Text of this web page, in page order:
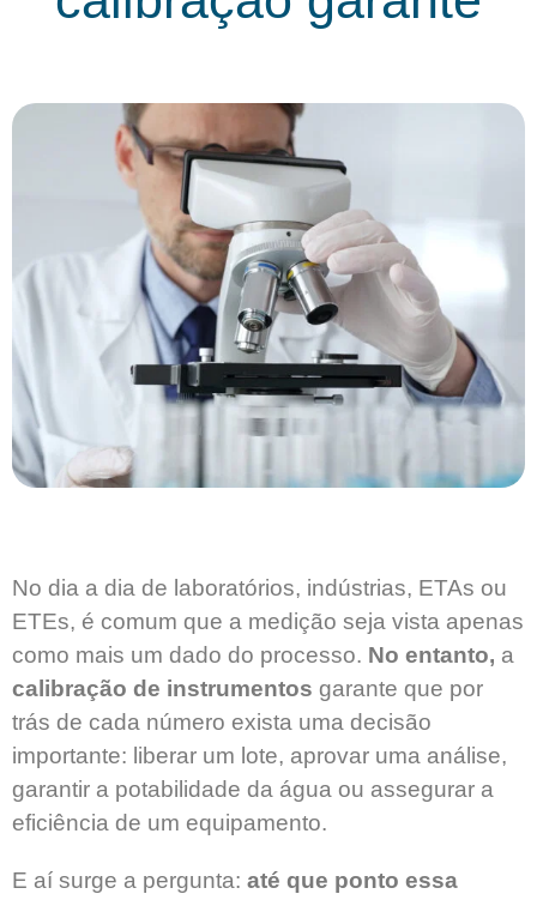
No dia a dia de laboratórios, indústrias, ETAs ou
ETEs, é comum que a medição seja vista apenas
como mais um dado do processo. No entanto, a
calibração de instrumentos garante que por
trás de cada número exista uma decisão
importante: liberar um lote, aprovar uma análise,
garantir a potabilidade da água ou assegurar a
eficiência de um equipamento.
E aí surge a pergunta: até que ponto essa